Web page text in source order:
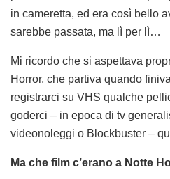
in cameretta, ed era così bello
sarebbe passata, ma lì per lì…
Mi ricordo che si aspettava
Horror, che partiva quando
registrarci su VHS qualche
goderci – in epoca di tv
videonoleggi o Blockbuster –
Ma che film c’erano a Notte